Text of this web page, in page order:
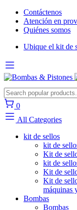
Contáctenos
Atención en
Quiénes somos
Ubique el kit de
0
All Categories
kit de sellos
kit de
Kit de
kit de
Kit de
Kit de
máquinas
Bombas
Bombas